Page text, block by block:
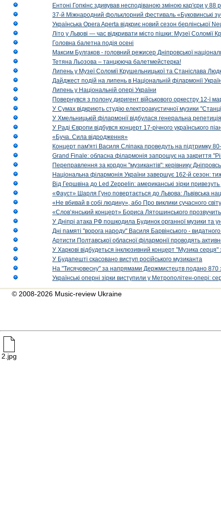
Ентоні Гопкінс здивував несподіваною зміною кар'єри у 88
37-й Міжнародний фольклорний фестиваль «Буковинські
Українська Opera Aperta відкриє новий сезон берлінської
Літо у Львові — час відкривати місто пішки: Музеї Соломії
Головна балетна подія осені
Максим Булгаков - головний режисер Дніпровської
Тетяна Льозова – танцююча балетмейстерка!
Липень у Музеї Соломії Крушельницької та Станіслава
Дайджест подій на липень в Національній філармонії
Липень у Національній опері України
Повернувся з полону диригент військового оркестру 12-ї
У Сумах відкриють студію електроакустичної музики
У Хмельницькій філармонії відбулася генеральна
У Раді Європи відбувся концерт 17-річного українського
«Буча. Сила відродження»
Концерт пам'яті Василя Сліпака проведуть на підтримку
Grand Finale: обласна філармонія запрошує на закриття
Переправлення за кордон "музикантів": керівнику
Національна філармонія України завершує 162-й сезон:
Від Гершвіна до Led Zeppelin: американські зірки
«Фауст» Шарля Гуно повертається до Львова: Львівська
«Не вбивай в собі людину», або Про виклики сучасного світу
«Слов’янський концерт» Бориса Лятошинського
У Дніпрі атака РФ пошкодила Будинок органної музики та
Дні памяті "ворога народу" Василя Барвінського -
Артисти Полтавської обласної філармонії проводять
У Харкові відбудеться інклюзивний концерт "Музика
У Будапешті скасовано виступ російського музиканта
На "Тисячовесну" за напрямами Держмистецтв подано 870
Українські оперні зірки виступили у Метрополітен-опері:
© 2008-2026 Music-review Ukraine
2.jpg